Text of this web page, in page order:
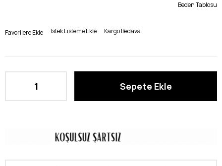
Beden Tablosu
Favorilere Ekle İstek Listeme Ekle Kargo Bedava